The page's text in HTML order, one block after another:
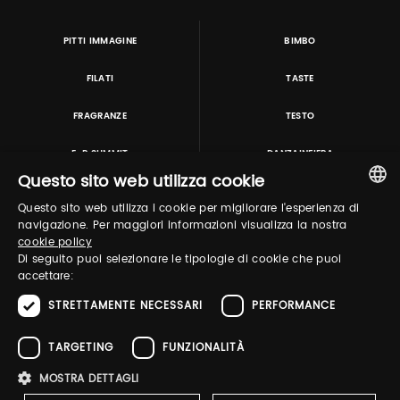
PITTI IMMAGINE BIMBO
FILATI TASTE
FRAGRANZE TESTO
E-P SUMMIT DANZAINFIERA
TUTORING & CONSULTING
Pitti Immagine S.r.l. P.I./CF 03443240480 Capitale sociale 648.457 € N° iscriz. Reg.
ITALIAN
Questo sito web utilizza cookie
Questo sito web utilizza i cookie per migliorare l'esperienza di
navigazione. Per maggiori informazioni visualizza la nostra
cookie policy
Di seguito puoi selezionare le tipologie di cookie che puoi
accettare:
STRETTAMENTE NECESSARI
PERFORMANCE
TARGETING
FUNZIONALITÀ
MOSTRA DETTAGLI